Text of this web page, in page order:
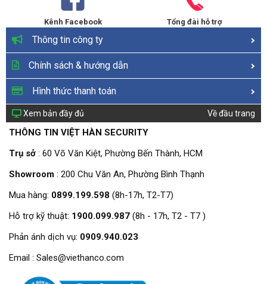
Kênh Facebook Tổng đài hỗ trợ
Thông tin công ty
Chính sách & hướng dẫn
Hình thức thanh toán
Xem bản đầy đủ Về đầu trang
THÔNG TIN VIỆT HÀN SECURITY
Trụ sở : 60 Võ Văn Kiệt, Phường Bến Thành, HCM
Showroom : 200 Chu Văn An, Phường Bình Thạnh
Mua hàng: 0899.199.598 (8h-17h, T2-T7)
Hỗ trợ kỹ thuật: 1900.099.987 (8h - 17h, T2 - T7 )
Phản ánh dịch vụ: 0909.940.023
Email : Sales@viethanco.com